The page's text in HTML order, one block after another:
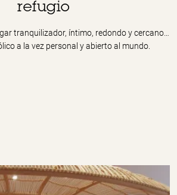
refugio
tranquilizador, íntimo, redondo y cercano…
a la vez personal y abierto al mundo.